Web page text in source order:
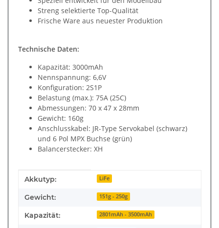
Streng selektierte Top-Qualität
Frische Ware aus neuester Produktion
Technische Daten:
Kapazität: 3000mAh
Nennspannung: 6,6V
Konfiguration: 2S1P
Belastung (max.): 75A (25C)
Abmessungen: 70 x 47 x 28mm
Gewicht: 160g
Anschlusskabel: JR-Type Servokabel (schwarz)
und 6 Pol MPX Buchse (grün)
Balancerstecker: XH
Produkteigenschaft
Wert
Akkutyp: LiFe
Gewicht: 151g - 250g
Kapazität: 2801mAh - 3500mAh